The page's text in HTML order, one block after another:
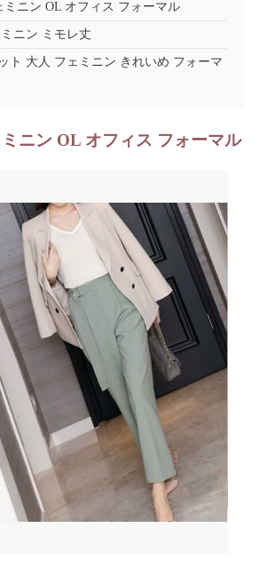
ミニン OL オフィス フォーマル
ニン ミモレ丈
ト 大人 フェミニン きれいめ フォーマ
ミニン OL オフィス フォーマル